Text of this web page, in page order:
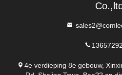
Co.,ltd
4e verdieping 8e gebouw,